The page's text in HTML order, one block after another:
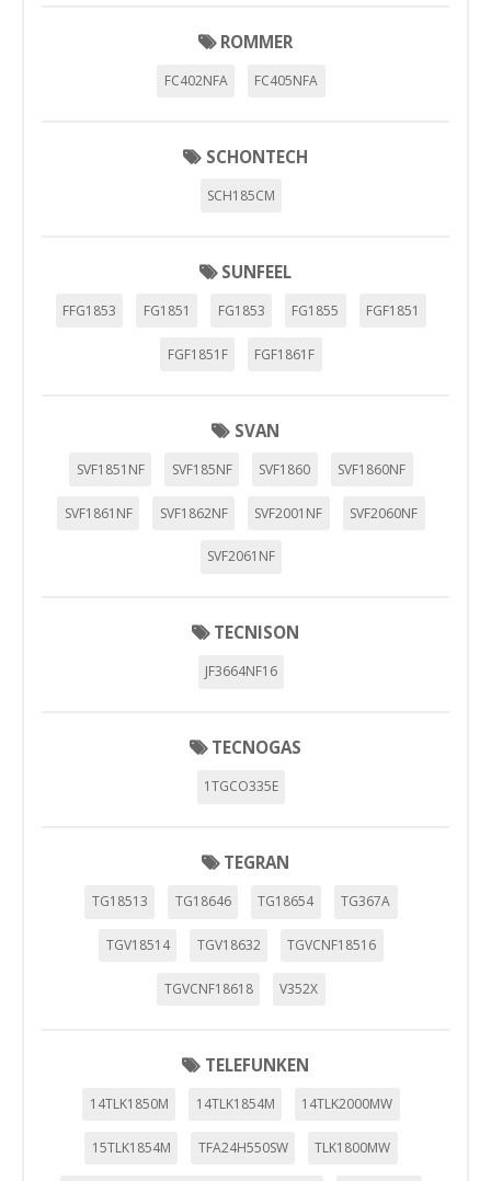
ROMMER
FC402NFA FC405NFA
SCHONTECH
SCH185CM
SUNFEEL
FFG1853 FG1851 FG1853 FG1855 FGF1851
FGF1851F FGF1861F
SVAN
SVF1851NF SVF185NF SVF1860 SVF1860NF
SVF1861NF SVF1862NF SVF2001NF SVF2060NF
SVF2061NF
TECNISON
JF3664NF16
TECNOGAS
1TGCO335E
TEGRAN
TG18513 TG18646 TG18654 TG367A
TGV18514 TGV18632 TGVCNF18516
TGVCNF18618 V352X
TELEFUNKEN
14TLK1850M 14TLK1854M 14TLK2000MW
15TLK1854M TFA24H550SW TLK1800MW